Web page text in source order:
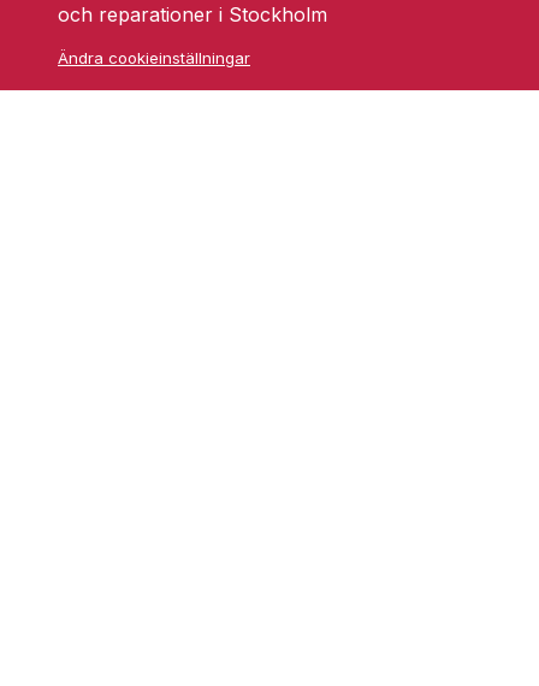
och reparationer i Stockholm
Ändra cookieinställningar